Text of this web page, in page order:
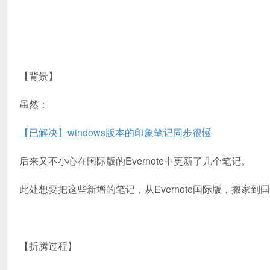
【背景】
虽然：
【已解决】windows版本的印象笔记同步很慢
后来又不小心在国际版的Evernote中更新了几个笔记。
此处想要把这些新增的笔记，从Evernote国际版，搬家到国
【折腾过程】